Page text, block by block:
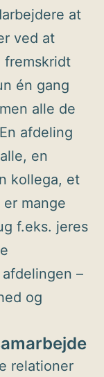
at
ved at
fremskridt
én gang
alle de
afdeling
en
kollega, et
mange
f.eks. jeres
–
og
relationer